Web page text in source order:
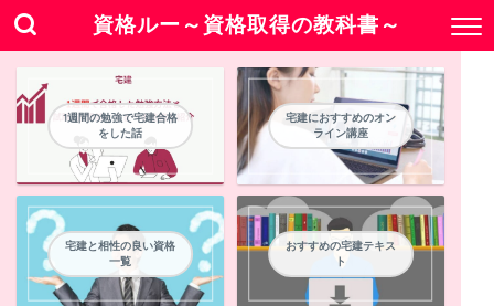
資格ルー～資格取得の教科書～
1週間の勉強で宅建合格
をした話
宅建におすすめのオン
ライン講座
宅建と相性の良い資格
一覧
おすすめの宅建テキス
ト